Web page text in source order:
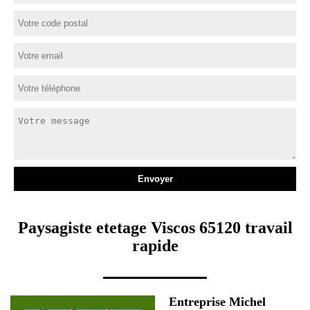
Paysagiste etetage Viscos 65120 travail
rapide
Entreprise Michel